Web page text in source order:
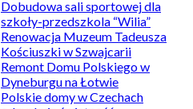
Dobudowa sali sportowej dla
szkoły-przedszkola “Wilia”
Renowacja Muzeum Tadeusza
Kościuszki w Szwajcarii
Remont Domu Polskiego w
Dyneburgu na Łotwie
Polskie domy w Czechach